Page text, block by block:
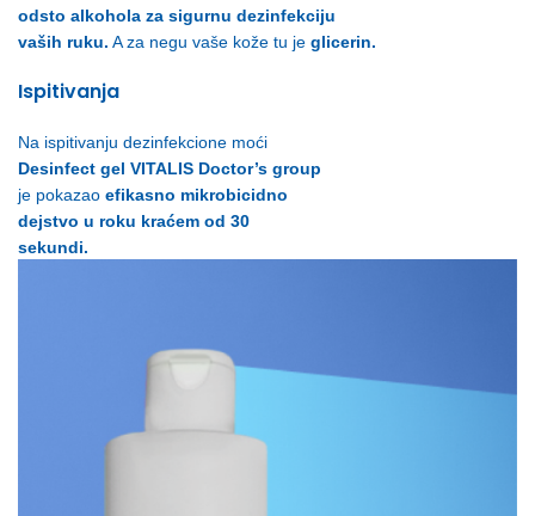
odsto alkohola za sigurnu dezinfekciju
vaših ruku. A za negu vaše kože tu je glicerin.
Ispitivanja
Na ispitivanju dezinfekcione moći
Desinfect gel VITALIS Doctor’s group
je pokazao efikasno mikrobicidno
dejstvo u roku kraćem od 30
sekundi.